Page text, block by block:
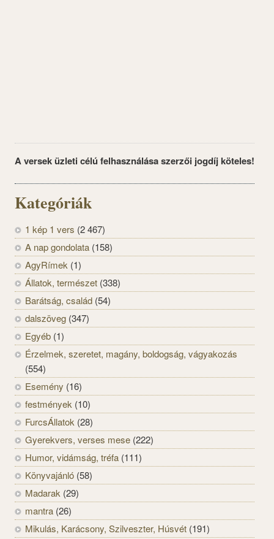
A versek üzleti célú felhasználása szerzői jogdíj köteles!
Kategóriák
1 kép 1 vers (2 467)
A nap gondolata (158)
AgyRímek (1)
Állatok, természet (338)
Barátság, család (54)
dalszöveg (347)
Egyéb (1)
Érzelmek, szeretet, magány, boldogság, vágyakozás
(554)
Esemény (16)
festmények (10)
FurcsÁllatok (28)
Gyerekvers, verses mese (222)
Humor, vidámság, tréfa (111)
Könyvajánló (58)
Madarak (29)
mantra (26)
Mikulás, Karácsony, Szilveszter, Húsvét (191)